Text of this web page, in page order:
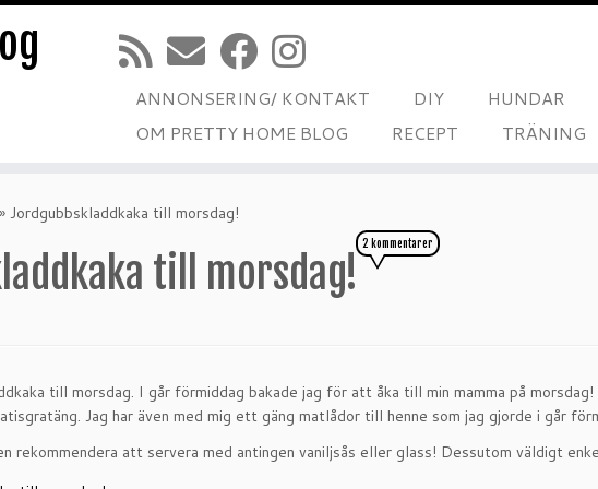
ANNONSERING/ KONTAKT DIY HUNDAR
OM PRETTY HOME BLOG
RECEPT TRÄNING
» Jordgubbskladdkaka till morsdag!
till morsdag!
2 kommentarer
till morsdag. I går förmiddag bakade jag för att åka till min mamma på
Jag har även med mig ett gäng matlådor till henne som jag gjorde i går
rekommendera att servera med antingen vaniljsås eller glass! Dessutom väldigt